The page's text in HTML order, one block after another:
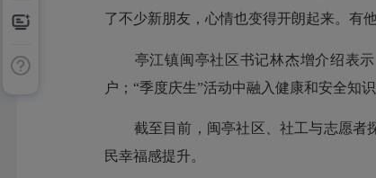
了不少新朋友，心情也变得开朗起来。有
亭江镇闽亭社区书记林杰增介绍表示
户；“季度庆生”活动中融入健康和安全知
截至目前，闽亭社区、社工与志愿者探
民幸福感提升。